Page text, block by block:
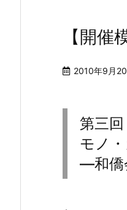
【開
2010年9月
第三
モノ
―和僑